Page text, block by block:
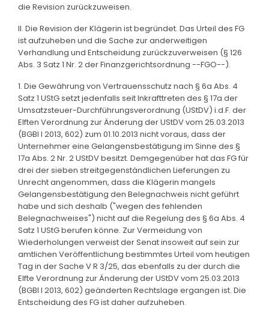
die Revision zurückzuweisen.
II. Die Revision der Klägerin ist begründet. Das Urteil des FG
ist aufzuheben und die Sache zur anderweitigen
Verhandlung und Entscheidung zurückzuverweisen (§ 126
Abs. 3 Satz 1 Nr. 2 der Finanzgerichtsordnung --FGO--).
1. Die Gewährung von Vertrauensschutz nach § 6a Abs. 4
Satz 1 UStG setzt jedenfalls seit Inkrafttreten des § 17a der
Umsatzsteuer-Durchführungsverordnung (UStDV) i.d.F. der
Elften Verordnung zur Änderung der UStDV vom 25.03.2013
(BGBl I 2013, 602) zum 01.10.2013 nicht voraus, dass der
Unternehmer eine Gelangensbestätigung im Sinne des §
17a Abs. 2 Nr. 2 UStDV besitzt. Demgegenüber hat das FG für
drei der sieben streitgegenständlichen Lieferungen zu
Unrecht angenommen, dass die Klägerin mangels
Gelangensbestätigung den Belegnachweis nicht geführt
habe und sich deshalb ("wegen des fehlenden
Belegnachweises") nicht auf die Regelung des § 6a Abs. 4
Satz 1 UStG berufen könne. Zur Vermeidung von
Wiederholungen verweist der Senat insoweit auf sein zur
amtlichen Veröffentlichung bestimmtes Urteil vom heutigen
Tag in der Sache V R 3/25, das ebenfalls zu der durch die
Elfte Verordnung zur Änderung der UStDV vom 25.03.2013
(BGBl I 2013, 602) geänderten Rechtslage ergangen ist. Die
Entscheidung des FG ist daher aufzuheben.